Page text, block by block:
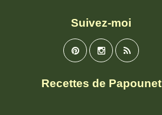
Suivez-moi
Recettes de Papounet